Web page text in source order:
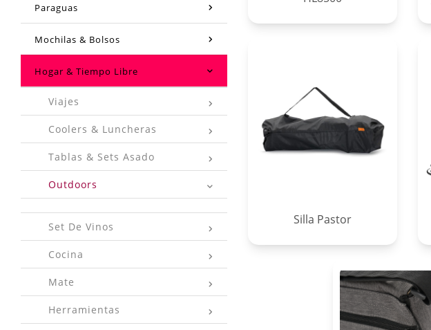
Paraguas
Mochilas & Bolsos
Hogar & Tiempo Libre
Viajes
Coolers & Luncheras
Tablas & Sets Asado
Outdoors
Set De Vinos
Cocina
Mate
Herramientas
Silla Pastor